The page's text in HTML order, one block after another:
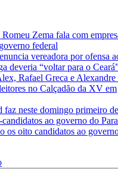
Zema fala com
federal
vereadora por ofensa
deveria “voltar para o
Rafael Greca e
no Calçadão da XV em
neste domingo primeiro
candidatos ao governo do
os oito candidatos ao